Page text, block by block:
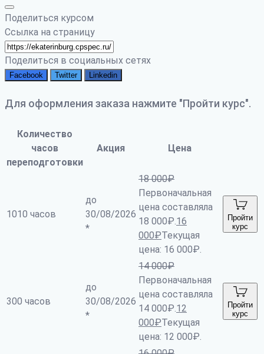
Поделиться курсом
Ссылка на страницу
Поделиться в социальных сетях
Facebook Twitter Linkedin
Для оформления заказа нажмите "Пройти курс".
Количество
часов
переподготовки
Акция Цена
1010 часов
до
30/08/2026
*
18 000₽
Первоначальная
цена составляла
18 000₽.16
000₽Текущая
цена: 16 000₽.
Пройти
курс
300 часов
до
30/08/2026
*
14 000₽
Первоначальная
цена составляла
14 000₽.12
000₽Текущая
цена: 12 000₽.
Пройти
курс